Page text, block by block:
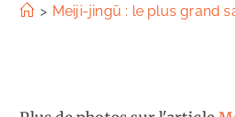
> Meiji-jingū : le plus grand